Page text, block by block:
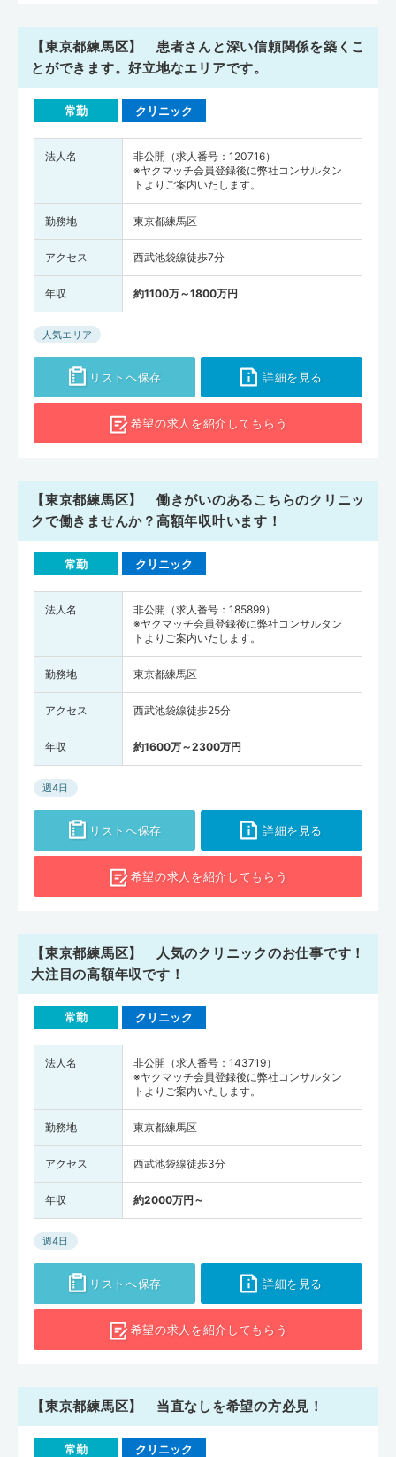
【東京都練馬区】 患者さんと深い信頼関係を築くこ
とができます。好立地なエリアです。
常勤 クリニック
法人名
非公開（求人番号：120716）
※ヤクマッチ会員登録後に弊社コンサルタン
トよりご案内いたします。
勤務地 東京都練馬区
アクセス 西武池袋線徒歩7分
年収 約1100万～1800万円
人気エリア
リストへ保存 詳細を見る
希望の求人を紹介してもらう
【東京都練馬区】 働きがいのあるこちらのクリニッ
クで働きませんか？高額年収叶います！
常勤 クリニック
法人名
非公開（求人番号：185899）
※ヤクマッチ会員登録後に弊社コンサルタン
トよりご案内いたします。
勤務地 東京都練馬区
アクセス 西武池袋線徒歩25分
年収 約1600万～2300万円
週4日
リストへ保存 詳細を見る
希望の求人を紹介してもらう
【東京都練馬区】 人気のクリニックのお仕事です！
大注目の高額年収です！
常勤 クリニック
法人名
非公開（求人番号：143719）
※ヤクマッチ会員登録後に弊社コンサルタン
トよりご案内いたします。
勤務地 東京都練馬区
アクセス 西武池袋線徒歩3分
年収 約2000万円～
週4日
リストへ保存 詳細を見る
希望の求人を紹介してもらう
【東京都練馬区】 当直なしを希望の方必見！
常勤 クリニック